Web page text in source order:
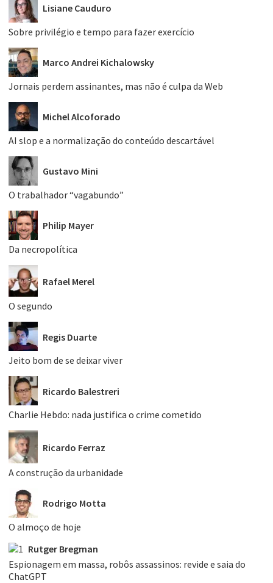
Lisiane Cauduro
Sobre privilégio e tempo para fazer exercício
Marco Andrei Kichalowsky
Jornais perdem assinantes, mas não é culpa da Web
Michel Alcoforado
AI slop e a normalização do conteúdo descartável
Gustavo Mini
O trabalhador “vagabundo”
Philip Mayer
Da necropolítica
Rafael Merel
O segundo
Regis Duarte
Jeito bom de se deixar viver
Ricardo Balestreri
Charlie Hebdo: nada justifica o crime cometido
Ricardo Ferraz
A construção da urbanidade
Rodrigo Motta
O almoço de hoje
Rutger Bregman
Espionagem em massa, robôs assassinos: revide e saia do
ChatGPT